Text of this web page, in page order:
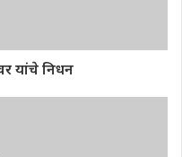
यांचे निधन